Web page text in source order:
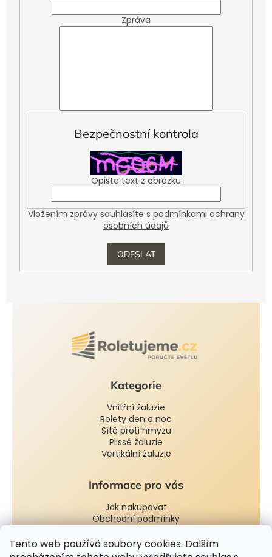
Tento web používá soubory cookies. Dalším
Zpráva
Bezpečnostní kontrola
Opište text z obrázku
Vložením zprávy souhlasíte s podmínkami ochrany
osobních údajů
ODESLAT
Kategorie
Vnitřní žaluzie
Rolety den a noc
Sítě proti hmyzu
Plissé žaluzie
Vertikální žaluzie
Informace pro vás
Jak nakupovat
Obchodní podmínky